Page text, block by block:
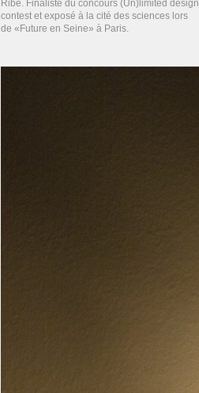
Ribé. Finaliste du concours (Un)limited design
contest et exposé à la cité des sciences lors
de «Future en Seine» à Paris.